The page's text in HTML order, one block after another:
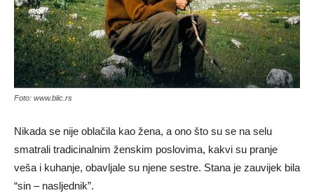
Foto: www.blic.rs
Nikada se nije oblačila kao žena, a ono što su se na selu
smatrali tradicinalnim ženskim poslovima, kakvi su pranje
veša i kuhanje, obavljale su njene sestre. Stana je zauvijek bila
“sin – nasljednik”.